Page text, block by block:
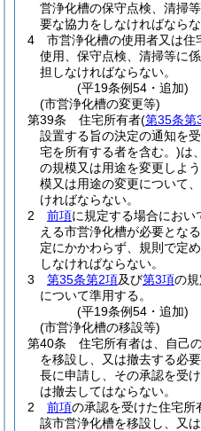
営浄化槽の保守点検、清掃
要な協力をしなければならな
4
市営浄化槽の使用者又は
使用、保守点検、清掃等に
担しなければならない。
(平19条例54・追加)
(市営浄化槽の変更等)
第39条
住宅所有者(第35条第
設置する旨の決定の通知を
宅を所有する者を含む。)は
の規模又は用途を変更しよ
模又は用途の変更について
ければならない。
2
前項に規定する場合におい
える市営浄化槽が必要とな
定にかかわらず、規則で定
しなければならない。
3
第35条第2項及び第3項の規
について準用する。
(平19条例54・追加)
(市営浄化槽の移設等)
第40条
住宅所有者は、自己
を移設し、又は撤去する必
長に申請し、その承認を受
は撤去してはならない。
2
前項の承認を受けた住宅所
該市営浄化槽を移設し、又